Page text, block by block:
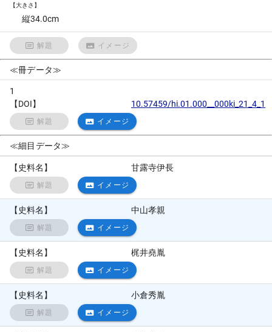
【大きさ】
縦34.0cm
解題 イメージ
≪冊データ≫
1
【DOI】
10.57459/hi.01.000__000ki_21_4_1
解題 イメージ
≪細目データ≫
【史料名】 甘露寺伊長
解題 イメージ
【史料名】 中山孝親
解題 イメージ
【史料名】 梶井堯胤
解題 イメージ
【史料名】 小倉秀胤
解題 イメージ